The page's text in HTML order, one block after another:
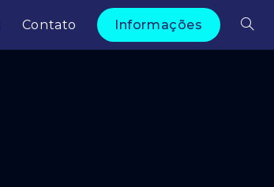
Contato Informações